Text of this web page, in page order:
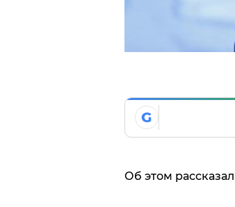
G
Об этом